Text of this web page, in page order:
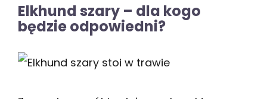
Elkhund szary – dla kogo
będzie odpowiedni?